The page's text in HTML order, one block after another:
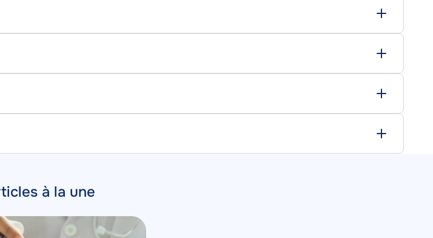
à la une